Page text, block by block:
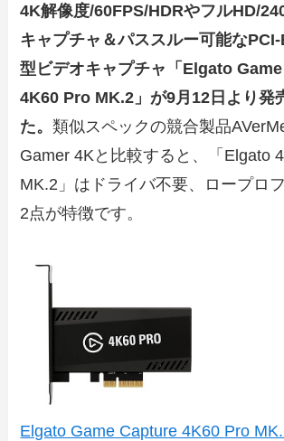
4K解像度/60FPS/HDRやフルHD/
キャプチャ＆パススルー可能な
型ビデオキャプチャ「Elgato
4K60 Pro MK.2」が9月12日より発
た。類似スペックの競合製品
Gamer 4Kと比較すると、「Elgato
MK.2」はドライバ不要、ロープロ
2点が特徴です。
Elgato Game Capture 4K60 Pro